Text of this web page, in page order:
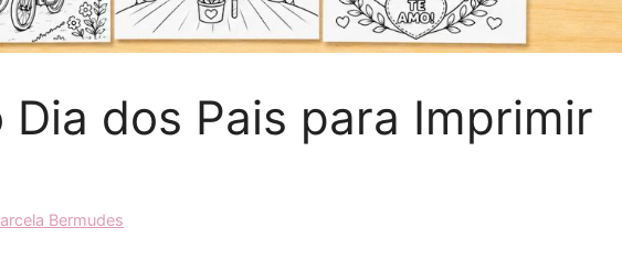
Dia dos Pais para Imprimir
Bermudes